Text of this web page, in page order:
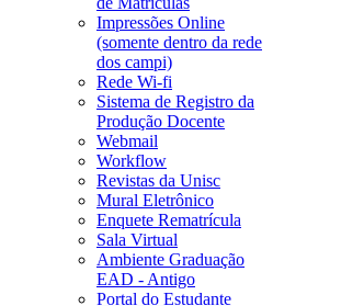
Impressões Online
(somente dentro da rede
dos campi)
Rede Wi-fi
Sistema de Registro da
Produção Docente
Webmail
Workflow
Revistas da Unisc
Mural Eletrônico
Enquete Rematrícula
Sala Virtual
Ambiente Graduação
EAD - Antigo
Portal do Estudante